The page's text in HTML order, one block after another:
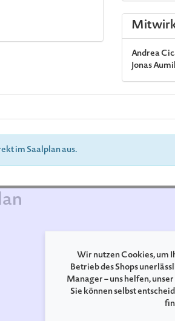
Andrea
Jonas
im Saalplan aus.
Wir nutzen Cookies, um
Betrieb des Shops
Manager – uns helfen,
Sie können selbst